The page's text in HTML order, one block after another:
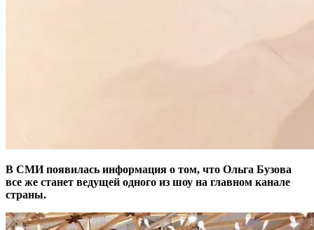
В СМИ появилась информация о том, что Ольга Бузова
все же станет ведущей одного из шоу на главном канале
страны.